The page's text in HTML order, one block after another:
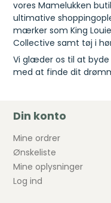
vores Mamelukken
ultimative
mærker som King
Collective samt tøj i
Vi glæder os til at
med at finde dit
Din konto
Mine ordrer
Ønskeliste
Mine oplysninger
Log ind